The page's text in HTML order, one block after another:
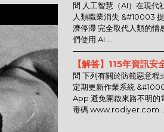
問 人工智慧（AI）在現代
人類職業消失 &#10003
濟停滯 完全取代人類的
們使用 AI ...
【解答】115年資訊安
問 下列有關於防範惡意程
定期更新作業系統
App 避免開啟來路不明的
毒碼 www.rodiyer.com ...